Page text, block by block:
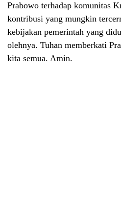
Prabowo terhadap komunitas
kontribusi yang mungkin
kebijakan pemerintah yang
olehnya. Tuhan memberkati
kita semua. Amin.